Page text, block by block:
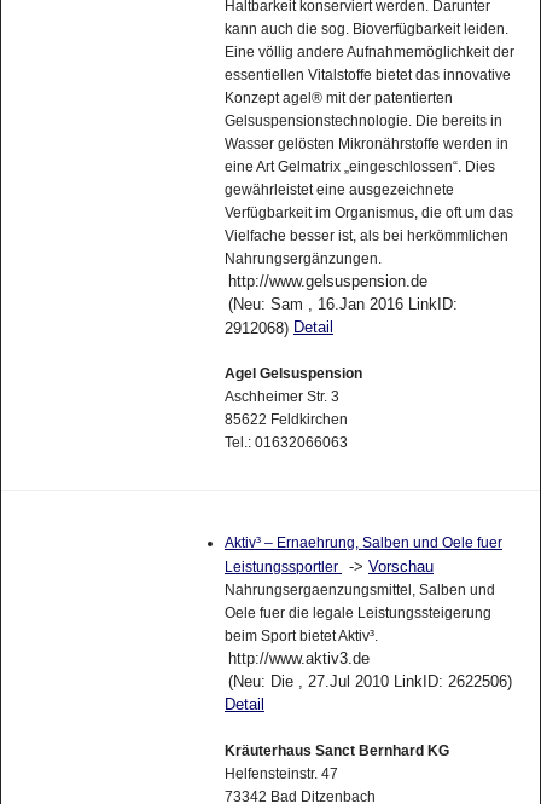
Haltbarkeit konserviert werden. Darunter
kann auch die sog. Bioverfügbarkeit leiden.
Eine völlig andere Aufnahmemöglichkeit der
essentiellen Vitalstoffe bietet das innovative
Konzept agel® mit der patentierten
Gelsuspensionstechnologie. Die bereits in
Wasser gelösten Mikronährstoffe werden in
eine Art Gelmatrix „eingeschlossen“. Dies
gewährleistet eine ausgezeichnete
Verfügbarkeit im Organismus, die oft um das
Vielfache besser ist, als bei herkömmlichen
Nahrungsergänzungen.
http://www.gelsuspension.de
(Neu: Sam , 16.Jan 2016 LinkID:
2912068) Detail
Agel Gelsuspension
Aschheimer Str. 3
85622 Feldkirchen
Tel.: 01632066063
Aktiv³ – Ernaehrung, Salben und Oele fuer
Leistungssportler
-> Vorschau
Nahrungsergaenzungsmittel, Salben und
Oele fuer die legale Leistungssteigerung
beim Sport bietet Aktiv³.
http://www.aktiv3.de
(Neu: Die , 27.Jul 2010 LinkID: 2622506)
Detail
Kräuterhaus Sanct Bernhard KG
Helfensteinstr. 47
73342 Bad Ditzenbach